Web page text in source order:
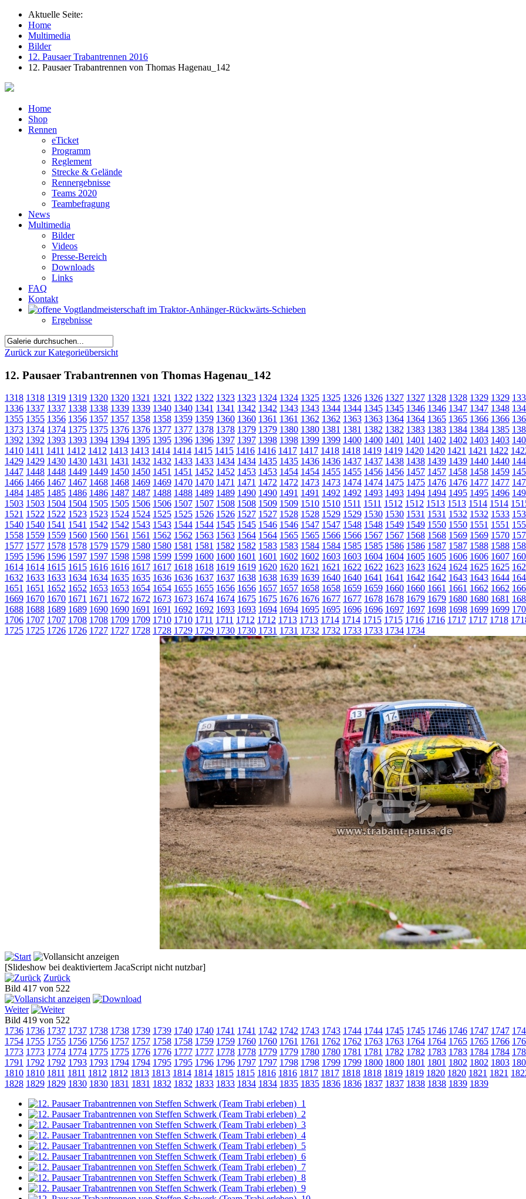
Aktuelle Seite:
Home
Multimedia
Bilder
12. Pausaer Trabantrennen 2016
12. Pausaer Trabantrennen von Thomas Hagenau_142
Home
Shop
Rennen
eTicket
Programm
Reglement
Strecke & Gelände
Rennergebnisse
Teams 2020
Teambefragung
News
Multimedia
Bilder
Videos
Presse-Bereich
Downloads
Links
FAQ
Kontakt
Ergebnisse
Zurück zur Kategorieübersicht
12. Pausaer Trabantrennen von Thomas Hagenau_142
1318 1318 1319 1319 1320 1320 1321 1321 1322 1322 1323 1323 1324 1324 1325 1325 1326 1326 1327 1327 1328 1328 1329 1329
1336 1337 1337 1338 1338 1339 1339 1340 1340 1341 1341 1342 1342 1343 1343 1344 1344 1345 1345 1346 1346 1347 1347 1348
1355 1355 1356 1356 1357 1357 1358 1358 1359 1359 1360 1360 1361 1361 1362 1362 1363 1363 1364 1364 1365 1365 1366 1366
1373 1374 1374 1375 1375 1376 1376 1377 1377 1378 1378 1379 1379 1380 1380 1381 1381 1382 1382 1383 1383 1384 1384 1385
1392 1392 1393 1393 1394 1394 1395 1395 1396 1396 1397 1397 1398 1398 1399 1399 1400 1400 1401 1401 1402 1402 1403 1403
1410 1411 1411 1412 1412 1413 1413 1414 1414 1415 1415 1416 1416 1417 1417 1418 1418 1419 1419 1420 1420 1421 1421 1422
1429 1429 1430 1430 1431 1431 1432 1432 1433 1433 1434 1434 1435 1435 1436 1436 1437 1437 1438 1438 1439 1439 1440 1440
1447 1448 1448 1449 1449 1450 1450 1451 1451 1452 1452 1453 1453 1454 1454 1455 1455 1456 1456 1457 1457 1458 1458 1459
1466 1466 1467 1467 1468 1468 1469 1469 1470 1470 1471 1471 1472 1472 1473 1473 1474 1474 1475 1475 1476 1476 1477 1477
1484 1485 1485 1486 1486 1487 1487 1488 1488 1489 1489 1490 1490 1491 1491 1492 1492 1493 1493 1494 1494 1495 1495 1496
1503 1503 1504 1504 1505 1505 1506 1506 1507 1507 1508 1508 1509 1509 1510 1510 1511 1511 1512 1512 1513 1513 1514 1514
1521 1522 1522 1523 1523 1524 1524 1525 1525 1526 1526 1527 1527 1528 1528 1529 1529 1530 1530 1531 1531 1532 1532 1533
1540 1540 1541 1541 1542 1542 1543 1543 1544 1544 1545 1545 1546 1546 1547 1547 1548 1548 1549 1549 1550 1550 1551 1551
1558 1559 1559 1560 1560 1561 1561 1562 1562 1563 1563 1564 1564 1565 1565 1566 1566 1567 1567 1568 1568 1569 1569 1570
1577 1577 1578 1578 1579 1579 1580 1580 1581 1581 1582 1582 1583 1583 1584 1584 1585 1585 1586 1586 1587 1587 1588 1588
1595 1596 1596 1597 1597 1598 1598 1599 1599 1600 1600 1601 1601 1602 1602 1603 1603 1604 1604 1605 1605 1606 1606 1607
1614 1614 1615 1615 1616 1616 1617 1617 1618 1618 1619 1619 1620 1620 1621 1621 1622 1622 1623 1623 1624 1624 1625 1625
1632 1633 1633 1634 1634 1635 1635 1636 1636 1637 1637 1638 1638 1639 1639 1640 1640 1641 1641 1642 1642 1643 1643 1644
1651 1651 1652 1652 1653 1653 1654 1654 1655 1655 1656 1656 1657 1657 1658 1658 1659 1659 1660 1660 1661 1661 1662 1662
1669 1670 1670 1671 1671 1672 1672 1673 1673 1674 1674 1675 1675 1676 1676 1677 1677 1678 1678 1679 1679 1680 1680 1681
1688 1688 1689 1689 1690 1690 1691 1691 1692 1692 1693 1693 1694 1694 1695 1695 1696 1696 1697 1697 1698 1698 1699 1699
1706 1707 1707 1708 1708 1709 1709 1710 1710 1711 1711 1712 1712 1713 1713 1714 1714 1715 1715 1716 1716 1717 1717 1718
1725 1725 1726 1726 1727 1727 1728 1728 1729 1729 1730 1730 1731 1731 1732 1732 1733 1733 1734 1734
[Slideshow bei deaktiviertem JacaScript nicht nutzbar]
Zurück
Bild 417 von 522
Weiter
Bild 419 von 522
1736 1736 1737 1737 1738 1738 1739 1739 1740 1740 1741 1741 1742 1742 1743 1743 1744 1744 1745 1745 1746 1746 1747 1747
1754 1755 1755 1756 1756 1757 1757 1758 1758 1759 1759 1760 1760 1761 1761 1762 1762 1763 1763 1764 1764 1765 1765 1766
1773 1773 1774 1774 1775 1775 1776 1776 1777 1777 1778 1778 1779 1779 1780 1780 1781 1781 1782 1782 1783 1783 1784 1784
1791 1792 1792 1793 1793 1794 1794 1795 1795 1796 1796 1797 1797 1798 1798 1799 1799 1800 1800 1801 1801 1802 1802 1803
1810 1810 1811 1811 1812 1812 1813 1813 1814 1814 1815 1815 1816 1816 1817 1817 1818 1818 1819 1819 1820 1820 1821 1821
1828 1829 1829 1830 1830 1831 1831 1832 1832 1833 1833 1834 1834 1835 1835 1836 1836 1837 1837 1838 1838 1839 1839